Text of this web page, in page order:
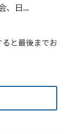
、日...
と最後までお